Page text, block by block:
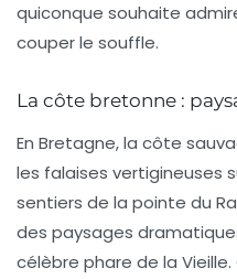
quiconque souhaite
couper le souffle.
La côte bretonne :
En Bretagne, la côte
les falaises vertigineuses
sentiers de la pointe du
des paysages
célèbre phare de la